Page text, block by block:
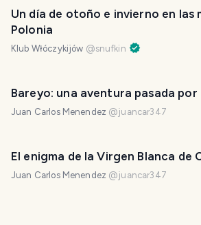
Un día de otoño e invierno en las
Polonia
Klub Włóczykijów @snufkin
Bareyo: una aventura pasada por
Juan Carlos Menendez @juancar347
El enigma de la Virgen Blanca de
Juan Carlos Menendez @juancar347